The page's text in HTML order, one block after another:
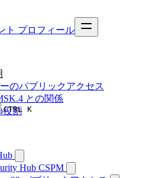
ト プロフィール
CTRL K
Hub CSPM
のパブリックアクセス
との関係
役割